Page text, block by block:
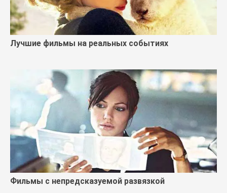
Лучшие фильмы на реальных событиях
Фильмы с непредсказуемой развязкой